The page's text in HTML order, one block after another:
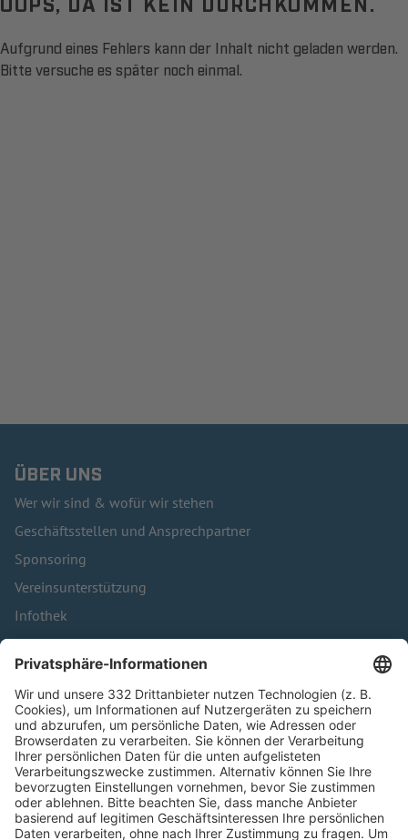
Aufgrund eines Fehlers kann der Inhalt nicht geladen werden.
Bitte versuche es später noch einmal.
ÜBER UNS
Wer wir sind & wofür wir stehen
Geschäftsstellen und Ansprechpartner
Sponsoring
Vereinsunterstützung
Infothek
Kontakt
HÄUFIG BESUCHTE SEITEN
Pässe und Vereinswechsel
Trainerausbildung
Schulungsangebot Vereinsmitarbeiter
BFV-Geschäftsstellen